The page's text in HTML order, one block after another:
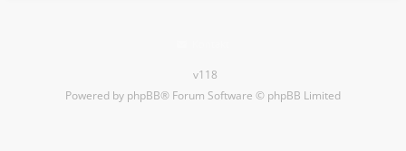
v118
Powered by phpBB® Forum Software © phpBB Limited